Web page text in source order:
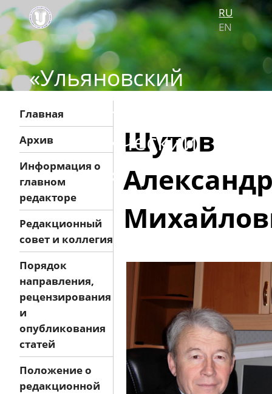
RU
EN
«Ульяновский
медико-
биологический
журнал»
Главная
Архив
Информация о
главном
редакторе
Редакционный
совет и коллегия
Порядок
направления,
рецензирования
и
опубликования
статей
Положение о
редакционной
Шутов